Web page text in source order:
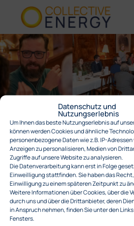
Datenschutz und
Nutzungserlebnis
Um Ihnen das beste Nutzungserlebnis auf
können werden Cookies und ähnliche
personenbezogene Daten wie z.B. IP-
Anzeigen zu personalisieren, Medien von
Zugriffe auf unsere Website zu analysieren.
Die Datenverarbeitung kann erst in Folge
Einweilligung stattfinden. Sie haben das
Einwilligung zu einem späteren Zeitpunkt zu
Weitere Informationen über Cookies, über die
durch uns und über die Drittanbieter, deren
in Anspruch nehmen, finden Sie unter den
Fensters.
CEOS FOR FUTURE
Veröffentlicht in .
BEITRAGSNAVIGATION
← CEOS FOR